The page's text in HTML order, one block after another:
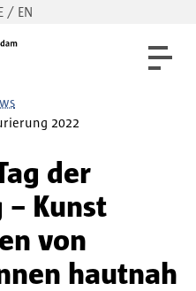
/ EN
2022
der
– Kunst
von
hautnah